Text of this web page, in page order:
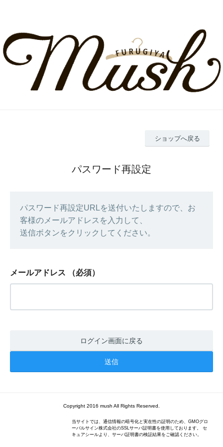
ショップへ戻る
パスワード再設定
パスワード再設定URLを送付いたしますので、お
客様のメールアドレスを入力して、
送信ボタンをクリックしてください。
メールアドレス （必須）
ログイン画面に戻る
Copyright 2016 mush All Rights Reserved.
当サイトでは、通信情報の暗号化と実在性の証明のため、GMOグロ
ーバルサイン株式会社のSSLサーバ証明書を使用しております。 セ
キュアシールより、サーバ証明書の検証結果をご確認ください。